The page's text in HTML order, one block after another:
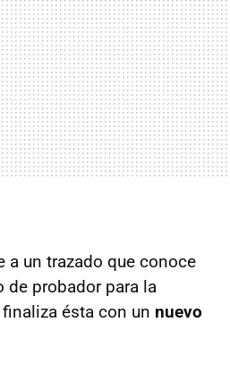
un trazado que conoce
probador para la
ésta con un nuevo